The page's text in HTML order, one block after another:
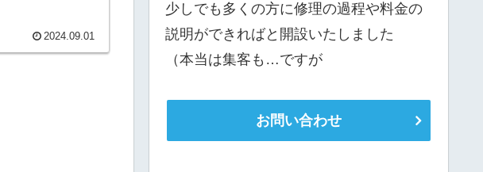
2024.09.01
少しでも多くの方に修理の過程や料金の
説明ができればと開設いたしました
（本当は集客も…ですが
お問い合わせ